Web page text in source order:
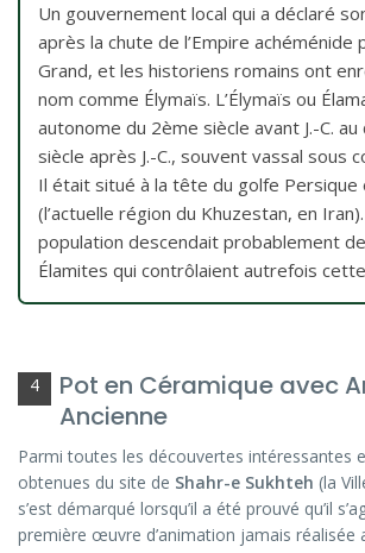
Un gouvernement local qui a déclaré
après la chute de l’Empire achéménide
Grand, et les historiens romains ont
nom comme Élymaïs. L’Élymaïs ou
autonome du 2ème siècle avant J.-C.
siècle après J.-C., souvent vassal sous
Il était situé à la tête du golfe Persique
(l’actuelle région du Khuzestan, en
population descendait probablement
Élamites qui contrôlaient autrefois
4
Pot en Céramique avec
Ancienne
Parmi toutes les découvertes intéressantes
obtenues du site de Shahr-e Sukhteh (la
s’est démarqué lorsqu’il a été prouvé qu’il
première œuvre d’animation jamais réalisée